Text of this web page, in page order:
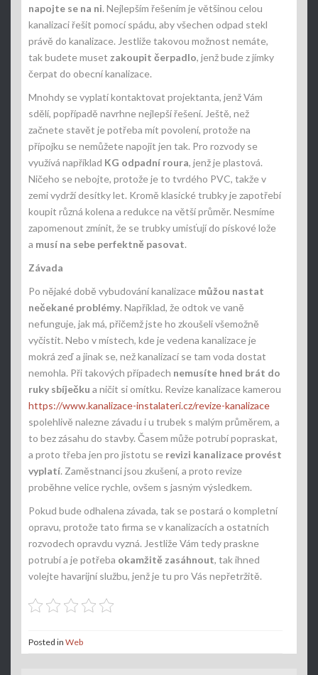
napojte se na ni. Nejlepším řešením je většinou celou
kanalizaci řešit pomocí spádu, aby všechen odpad stekl
právě do kanalizace. Jestliže takovou možnost nemáte,
tak budete muset zakoupit čerpadlo, jenž bude z jímky
čerpat do obecní kanalizace.
Mnohdy se vyplatí kontaktovat projektanta, jenž Vám
sdělí, popřípadě navrhne nejlepší řešení. Ještě, než
začnete stavět je potřeba mít povolení, protože na
přípojku se nemůžete napojit jen tak. Pro rozvody se
využívá například KG odpadní roura, jenž je plastová.
Ničeho se nebojte, protože je to tvrdého PVC, takže v
zemi vydrží desítky let. Kromě klasické trubky je zapotřebí
koupit různá kolena a redukce na větší průměr. Nesmíme
zapomenout zmínit, že se trubky umisťují do pískové lože
a musí na sebe perfektně pasovat.
Závada
Po nějaké době vybudování kanalizace můžou nastat
nečekané problémy. Například, že odtok ve vaně
nefunguje, jak má, přičemž jste ho zkoušeli všemožně
vyčistit. Nebo v místech, kde je vedena kanalizace je
mokrá zeď a jinak se, než kanalizací se tam voda dostat
nemohla. Při takových případech nemusíte hned brát do
ruky sbíječku a ničit si omítku. Revize kanalizace kamerou
https://www.kanalizace-instalateri.cz/revize-kanalizace
spolehlivě nalezne závadu i u trubek s malým průměrem, a
to bez zásahu do stavby. Časem může potrubí popraskat,
a proto třeba jen pro jistotu se revizi kanalizace provést
vyplatí. Zaměstnanci jsou zkušení, a proto revize
proběhne velice rychle, ovšem s jasným výsledkem.
Pokud bude odhalena závada, tak se postará o kompletní
opravu, protože tato firma se v kanalizacích a ostatních
rozvodech opravdu vyzná. Jestliže Vám tedy praskne
potrubí a je potřeba okamžitě zasáhnout, tak ihned
volejte havarijní službu, jenž je tu pro Vás nepřetržitě.
Posted in Web